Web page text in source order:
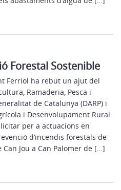
Forestal Sostenible
Ferriol ha rebut un ajut del
Ramaderia, Pesca i
de Catalunya (DARP) i
i Desenvolupament Rural
per a actuacions en
d’incendis forestals de
Can Jou a Can Palomer de […]